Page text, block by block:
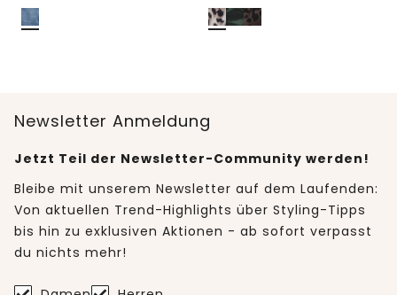
Newsletter Anmeldung
Jetzt Teil der Newsletter-Community werden!
Bleibe mit unserem Newsletter auf dem Laufenden:
Von aktuellen Trend-Highlights über Styling-Tipps
bis hin zu exklusiven Aktionen - ab sofort verpasst
du nichts mehr!